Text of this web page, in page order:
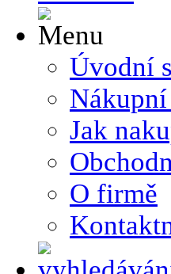
Úvodní
Jak
O firmě